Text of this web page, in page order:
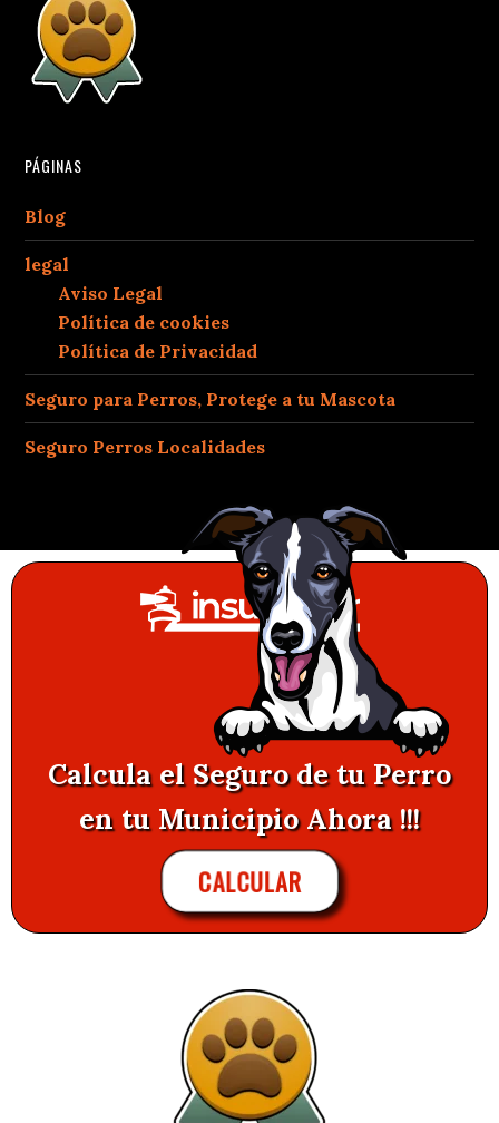
PÁGINAS
Blog
legal
Aviso Legal
Política de cookies
Política de Privacidad
Seguro para Perros, Protege a tu Mascota
Seguro Perros Localidades
Calcula el Seguro de tu Perro
en tu Municipio Ahora !!!
CALCULAR